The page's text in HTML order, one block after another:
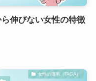
伸びない女性の特徴
女性の薄毛（FAGA）